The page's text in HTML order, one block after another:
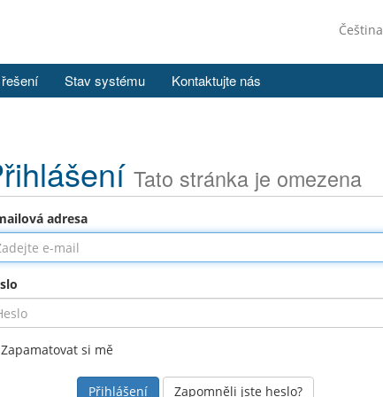
Čeština
Stav systému Kontaktujte nás
Tato stránka je omezena
adresa
Zapamatovat si mě
Zapomněli jste heslo?